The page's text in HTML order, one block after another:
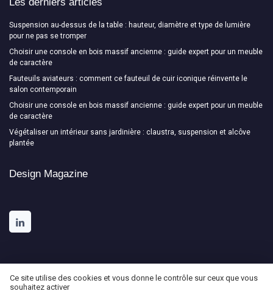
Suspension au-dessus de la table : hauteur, diamètre et type de lumière
pour ne pas se tromper
Choisir une console en bois massif ancienne : guide expert pour un meuble
de caractère
Fauteuils aviateurs : comment ce fauteuil de cuir iconique réinvente le
salon contemporain
Choisir une console en bois massif ancienne : guide expert pour un meuble
de caractère
Végétaliser un intérieur sans jardinière : claustra, suspension et alcôve
plantée
Design Magazine
Ce site utilise des cookies et vous donne le contrôle sur ceux que vous
souhaitez activer